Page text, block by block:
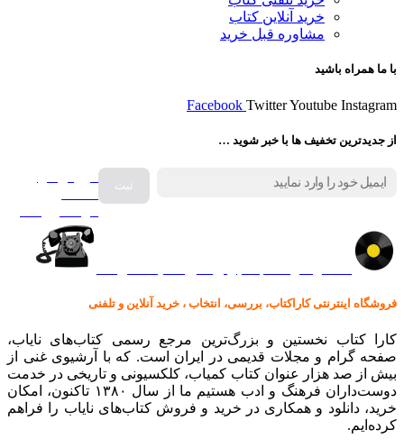
خرید آنلاین کتاب
مشاوره قبل خرید
با ما همراه باشید
Facebook TwitterYoutube Instagram
از جدیدترین تخفیف ها با خبر شوید …
فروش انواع
فروشگاه اینترنتی کاراکتاب، بررسی، انتخاب ، خرید آنلاین و تلفنی
کارا کتاب نخستین و بزرگ‌ترین مرجع رسمی کتاب‌های نایاب،
صفحه گرام و مجلات قدیمی در ایران است. که با آرشیوی غنی از
بیش از صد هزار عنوان کتاب کمیاب، کلکسیونی و تاریخی در خدمت
دوست‌داران فرهنگ و ادب هستیم ما از سال ۱۳۸۰ تاکنون، امکان
خرید، دانلود و همکاری در خرید و فروش کتاب‌های نایاب را فراهم
کرده‌ایم.